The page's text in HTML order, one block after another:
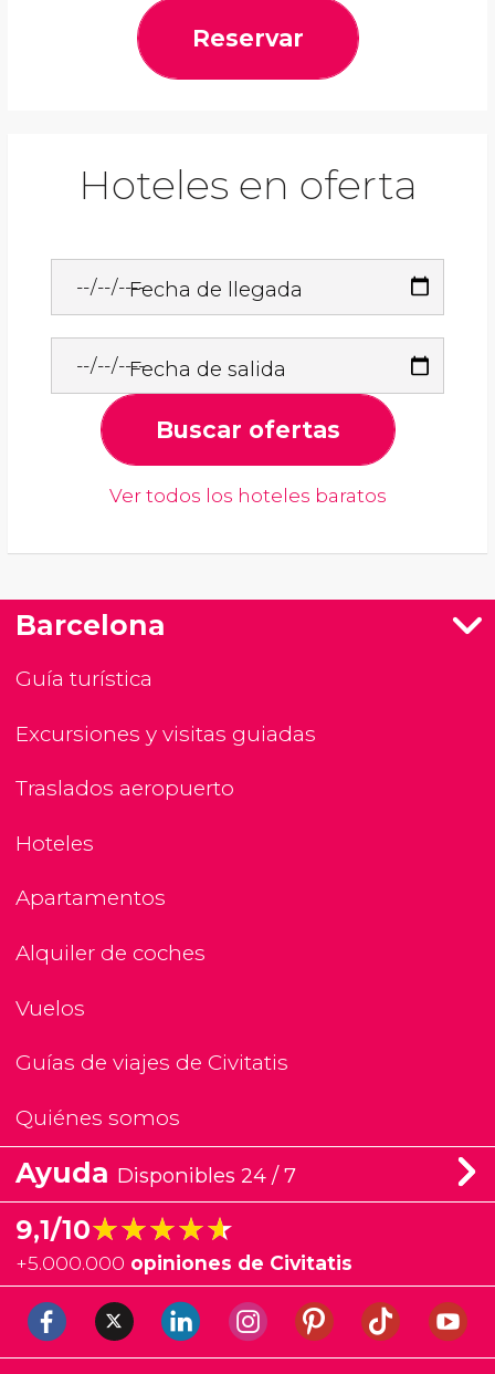
Reservar
Hoteles en oferta
Fecha de llegada
Fecha de salida
Buscar ofertas
Ver todos los hoteles baratos
Barcelona
Guía turística
Excursiones y visitas guiadas
Traslados aeropuerto
Hoteles
Apartamentos
Alquiler de coches
Vuelos
Guías de viajes de Civitatis
Quiénes somos
Ayuda Disponibles 24 / 7
9,1/10★★★★★
★★★★★
+5.000.000 opiniones de Civitatis